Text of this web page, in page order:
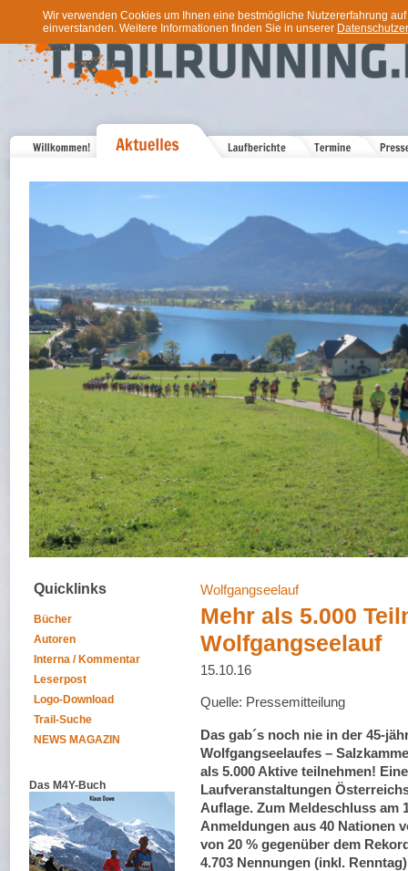
Wir verwenden Cookies um Ihnen eine bestmögliche Nutzererfahrung
einverstanden. Weitere Informationen finden Sie in unserer
Quicklinks
Bücher
Autoren
Interna / Kommentar
Leserpost
Logo-Download
Trail-Suche
NEWS MAGAZIN
Das M4Y-Buch
Wolfgangseelauf
Mehr als 5.000
Wolfgangseelauf
15.10.16
Quelle: Pressemitteilung
Das gab´s noch nie in der
Wolfgangseelaufes –
als 5.000 Aktive teilnehmen!
Laufveranstaltungen
Auflage. Zum Meldeschluss am
Anmeldungen aus 40 Nationen
von 20 % gegenüber dem
4.703 Nennungen (inkl.